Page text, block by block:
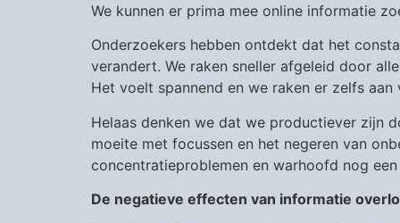
We kunnen er prima mee online informatie
Onderzoekers hebben ontdekt dat het
verandert. We raken sneller afgeleid door
Het voelt spannend en we raken er zelfs
Helaas denken we dat we productiever zijn
moeite met focussen en het negeren van
concentratieproblemen en warhoofd nog
De negatieve effecten van informatie